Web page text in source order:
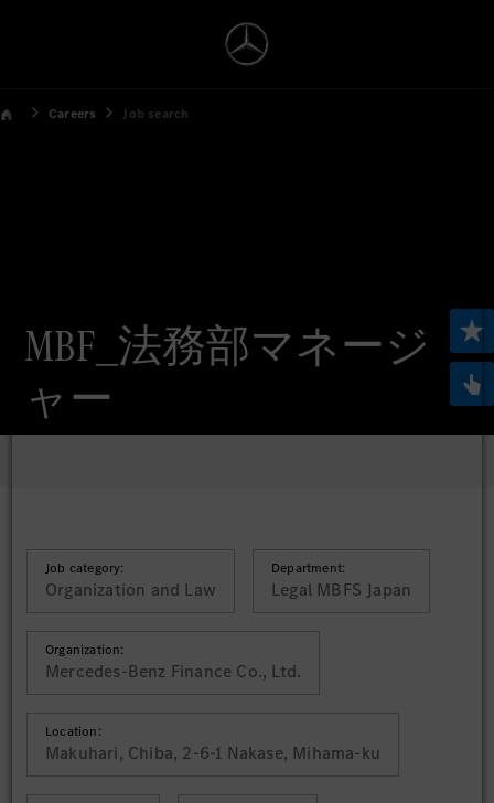
Careers Job search
MBF_法務部マネージ
ャー
Job category:
Organization and Law
Department:
Legal MBFS Japan
Organization:
Mercedes-Benz Finance Co., Ltd.
Location:
Makuhari, Chiba, 2-6-1 Nakase, Mihama-ku